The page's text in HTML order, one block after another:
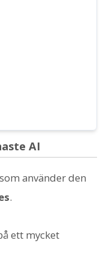
AI
använder den
.
ett mycket